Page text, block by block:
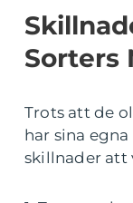
Sorters
Trots att de
har sina
skillnader att